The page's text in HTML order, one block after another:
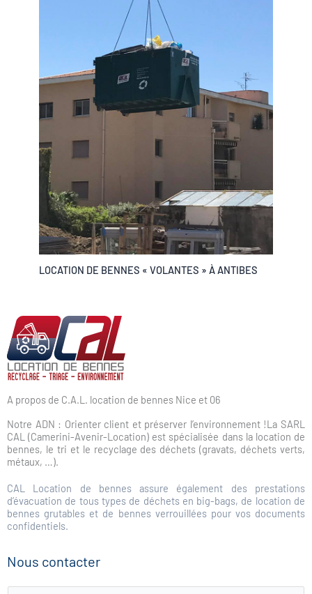
LOCATION DE BENNES « VOLANTES » À ANTIBES
A propos de C.A.L. location de bennes Nice et 06
Notre ADN : Orienter client et préserver l’environnement !La SARL
CAL (Camerini-Avenir-Location) est spécialisée dans la location de
bennes, le tri et le recyclage des déchets (gravats, déchets verts,
métaux, …).
CAL Location de bennes assure également des prestations
d’évacuation de tous types de déchets en big-bags, de location de
bennes grutables et de bennes verrouillées pour vos documents
confidentiels.
Nous contacter